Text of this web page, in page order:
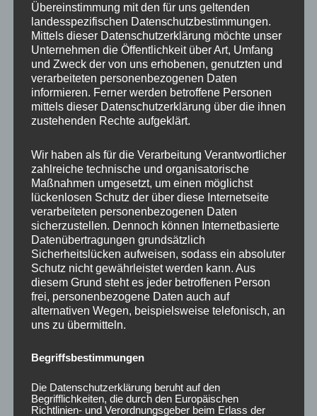
Ähnliche Produkte
20x Radmutter LUG
NUTS OFFEN M12 x
1,25 x 45 mm
Kegelbund 60° Blau
50,00€ *
Bewertet
mit
20x Radmutter (Lug
nuts) OFFEN M12 x 1,5
x 45 mm Kegelbund
60° Rot
50,00€ *
Bewertet
Übereinstimmung mit den für uns geltenden
landesspezifischen Datenschutzbestimmungen.
Mittels dieser Datenschutzerklärung möchte unser
Unternehmen die Öffentlichkeit über Art, Umfang
und Zweck der von uns erhobenen, genutzten und
verarbeiteten personenbezogenen Daten
informieren. Ferner werden betroffene Personen
mittels dieser Datenschutzerklärung über die ihnen
zustehenden Rechte aufgeklärt.
Wir haben als für die Verarbeitung Verantwortlicher
zahlreiche technische und organisatorische
Maßnahmen umgesetzt, um einen möglichst
lückenlosen Schutz der über diese Internetseite
verarbeiteten personenbezogenen Daten
sicherzustellen. Dennoch können Internetbasierte
Datenübertragungen grundsätzlich
Sicherheitslücken aufweisen, sodass ein absoluter
Schutz nicht gewährleistet werden kann. Aus
diesem Grund steht es jeder betroffenen Person
frei, personenbezogene Daten auch auf
alternativen Wegen, beispielsweise telefonisch, an
uns zu übermitteln.
Begriffsbestimmungen
Die Datenschutzerklärung beruht auf den
Begrifflichkeiten, die durch den Europäischen
Richtlinien- und Verordnungsgeber beim Erlass der